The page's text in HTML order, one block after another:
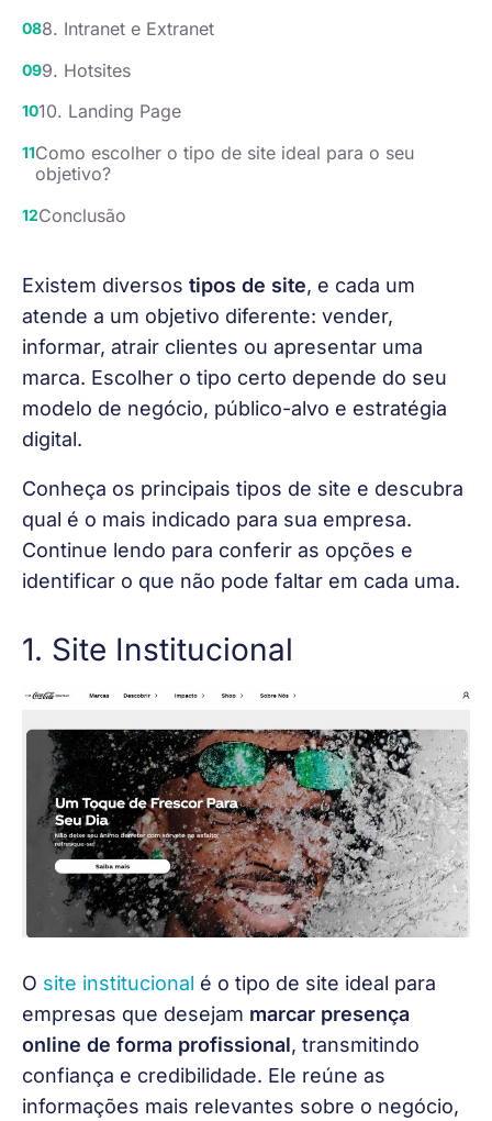
8. Intranet e Extranet
9. Hotsites
10. Landing Page
Como escolher o tipo de site ideal para o seu
objetivo?
Conclusão
Existem diversos tipos de site, e cada um
atende a um objetivo diferente: vender,
informar, atrair clientes ou apresentar uma
marca. Escolher o tipo certo depende do seu
modelo de negócio, público-alvo e estratégia
digital.
Conheça os principais tipos de site e descubra
qual é o mais indicado para sua empresa.
Continue lendo para conferir as opções e
identificar o que não pode faltar em cada uma.
1. Site Institucional
O site institucional é o tipo de site ideal para
empresas que desejam marcar presença
online de forma profissional, transmitindo
confiança e credibilidade. Ele reúne as
informações mais relevantes sobre o negócio,